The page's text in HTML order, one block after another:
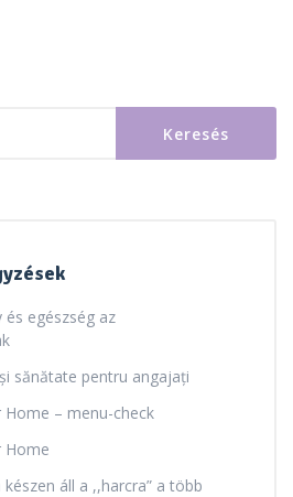
egészség az
sănătate pentru angajați
Home – menu-check
Home
áll a ,,harcra” a több